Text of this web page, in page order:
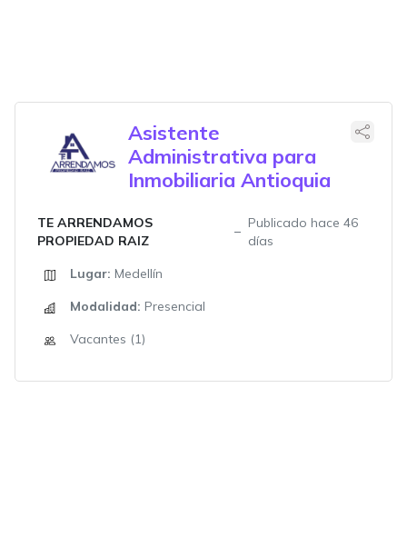
Asistente
Administrativa para
Inmobiliaria Antioquia
TE ARRENDAMOS
PROPIEDAD RAIZ
Publicado hace 46
días
Lugar: Medellín
Modalidad: Presencial
Vacantes (1)